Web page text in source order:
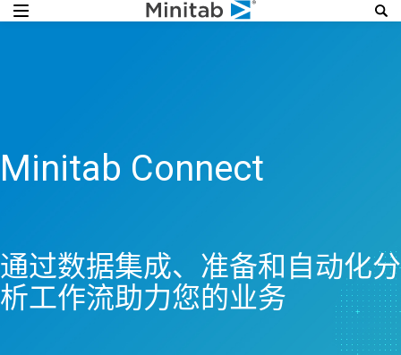
Minitab Connect
通过数据集成、准备和自动化分
析工作流助力您的业务